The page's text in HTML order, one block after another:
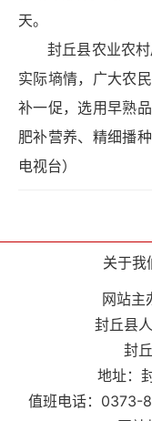
天。
封丘县农业农村
实际墒情，广大农
补一促，选用早熟
肥补营养、精细播
电视台）
关于我
网站主
封丘县
封
地址：
值班电话：0373-